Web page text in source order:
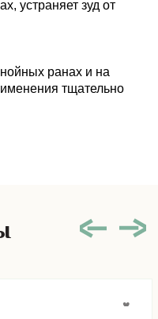
устраняет зуд от
ранах и на
тщательно